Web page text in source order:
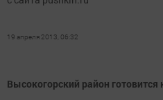
19 апреля 2013, 06:32
Высокогорский район готовится